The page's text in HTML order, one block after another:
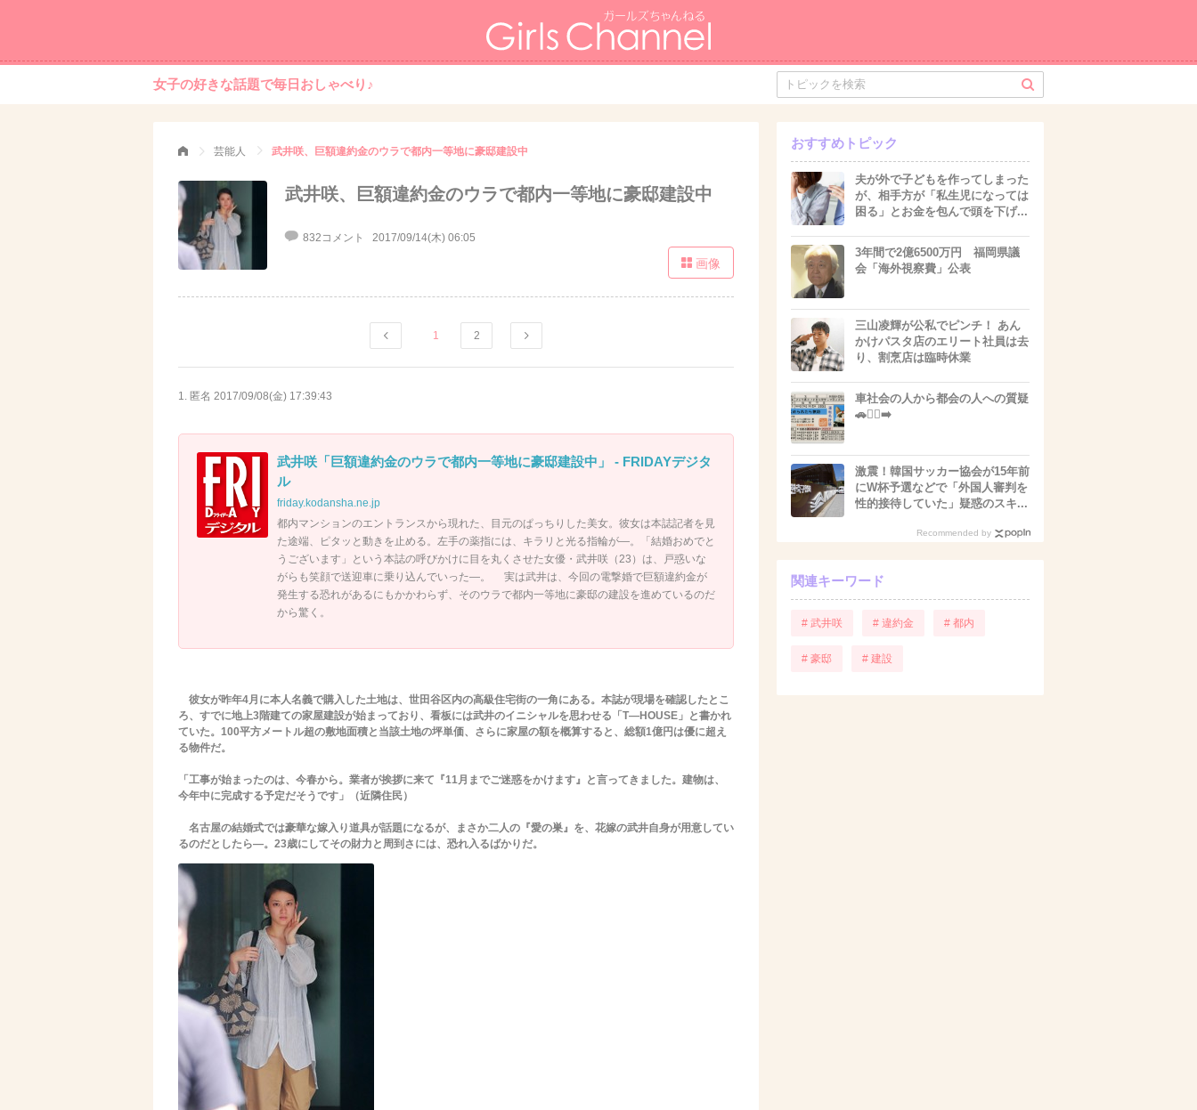
女子の好きな話題で毎日おしゃべり♪
芸能人 武井咲、巨額違約金のウラで都内一等地に豪邸建設中
武井咲、巨額違約金のウラで都内一等地に豪邸建設中
832コメント 2017/09/14(木) 06:05
画像
1 2
1. 匿名 2017/09/08(金) 17:39:43
武井咲「巨額違約金のウラで都内一等地に豪邸建設中」 - FRIDAYデジタ
ル
friday.kodansha.ne.jp
都内マンションのエントランスから現れた、目元のぱっちりした美女。彼女は本誌記者を見
た途端、ピタッと動きを止める。左手の薬指には、キラリと光る指輪が―。「結婚おめでと
うございます」という本誌の呼びかけに目を丸くさせた女優・武井咲（23）は、戸惑いな
がらも笑顔で送迎車に乗り込んでいった―。 実は武井は、今回の電撃婚で巨額違約金が
発生する恐れがあるにもかかわらず、そのウラで都内一等地に豪邸の建設を進めているのだ
から驚く。
彼女が昨年4月に本人名義で購入した土地は、世田谷区内の高級住宅街の一角にある。本誌が現場を確認したとこ
ろ、すでに地上3階建ての家屋建設が始まっており、看板には武井のイニシャルを思わせる「T―HOUSE」と書かれ
ていた。100平方メートル超の敷地面積と当該土地の坪単価、さらに家屋の額を概算すると、総額1億円は優に超え
る物件だ。
「工事が始まったのは、今春から。業者が挨拶に来て『11月までご迷惑をかけます』と言ってきました。建物は、
今年中に完成する予定だそうです」（近隣住民）
名古屋の結婚式では豪華な嫁入り道具が話題になるが、まさか二人の『愛の巣』を、花嫁の武井自身が用意してい
るのだとしたら―。23歳にしてその財力と周到さには、恐れ入るばかりだ。
おすすめトピック
夫が外で子どもを作ってしまった
が、相手方が「私生児になっては
困る」とお金を包んで頭を下げ...
3年間で2億6500万円 福岡県議
会「海外視察費」公表
三山凌輝が公私でピンチ！ あん
かけパスタ店のエリート社員は去
り、割烹店は臨時休業
車社会の人から都会の人への質疑
🚗🏃‍♀️‍➡️
激震！韓国サッカー協会が15年前
にW杯予選などで「外国人審判を
性的接待していた」疑惑のスキ...
Recommended by
関連キーワード
# 武井咲 # 違約金 # 都内
# 豪邸 # 建設